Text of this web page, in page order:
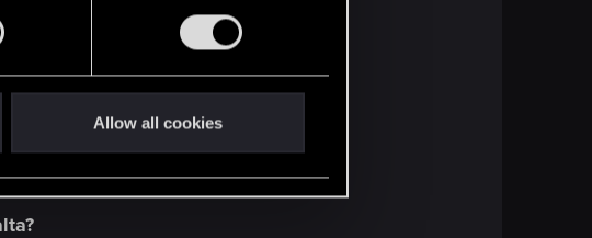
Allow all cookies
Postaci-i-dialogi